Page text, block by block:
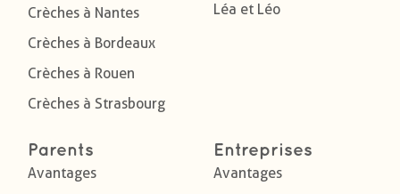
Crèches à Nantes
Crèches à Bordeaux
Crèches à Rouen
Crèches à Strasbourg
Léa et Léo
Parents
Avantages
Entreprises
Avantages